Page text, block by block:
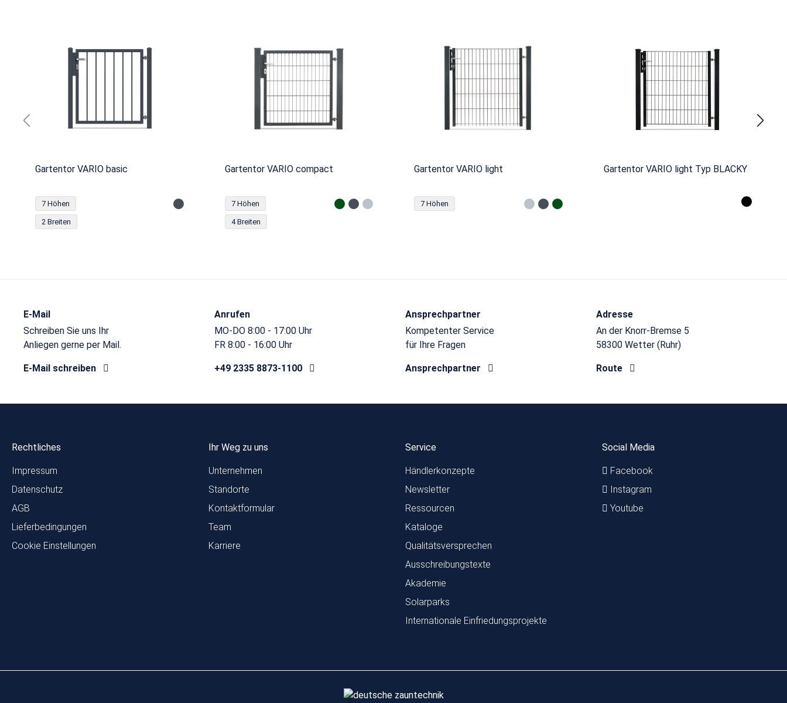
Gartentor VARIO basic
7 Höhen
2 Breiten
Gartentor VARIO compact
7 Höhen
4 Breiten
Gartentor VARIO light
7 Höhen
Gartentor VARIO light Typ BLACKY
E-Mail
Schreiben Sie uns Ihr
Anliegen gerne per Mail.
E-Mail schreiben
Anrufen
MO-DO 8:00 - 17:00 Uhr
FR 8:00 - 16:00 Uhr
+49 2335 8873-1100
Ansprechpartner
Kompetenter Service
für Ihre Fragen
Ansprechpartner
Adresse
An der Knorr-Bremse 5
58300 Wetter (Ruhr)
Route
Rechtliches
Impressum
Datenschutz
AGB
Lieferbedingungen
Cookie Einstellungen
Ihr Weg zu uns
Unternehmen
Standorte
Kontaktformular
Team
Karriere
Service
Händlerkonzepte
Newsletter
Ressourcen
Kataloge
Qualitätsversprechen
Ausschreibungstexte
Akademie
Solarparks
Internationale Einfriedungsprojekte
Social Media
Facebook
Instagram
Youtube